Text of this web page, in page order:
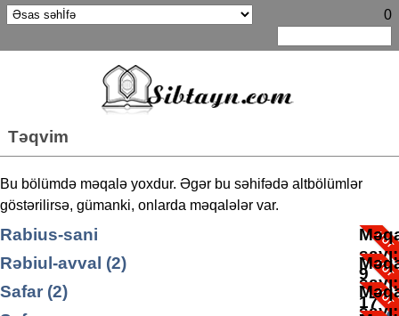
0
Təqvim
Bu bölümdə məqalə yoxdur. Əgər bu səhifədə altbölümlər
göstərilirsə, gümanki, onlarda məqalələr var.
Rabius-sani
9
Rəbiul-avval (2)
17
Safar (2)